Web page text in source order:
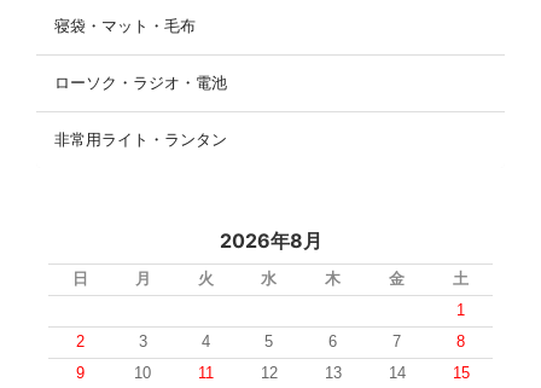
寝袋・マット・毛布
ローソク・ラジオ・電池
非常用ライト・ランタン
2026年8月
日 月 火 水 木 金
土
1
2
3 4 5 6 7
8
9
10 11 12 13 14
15